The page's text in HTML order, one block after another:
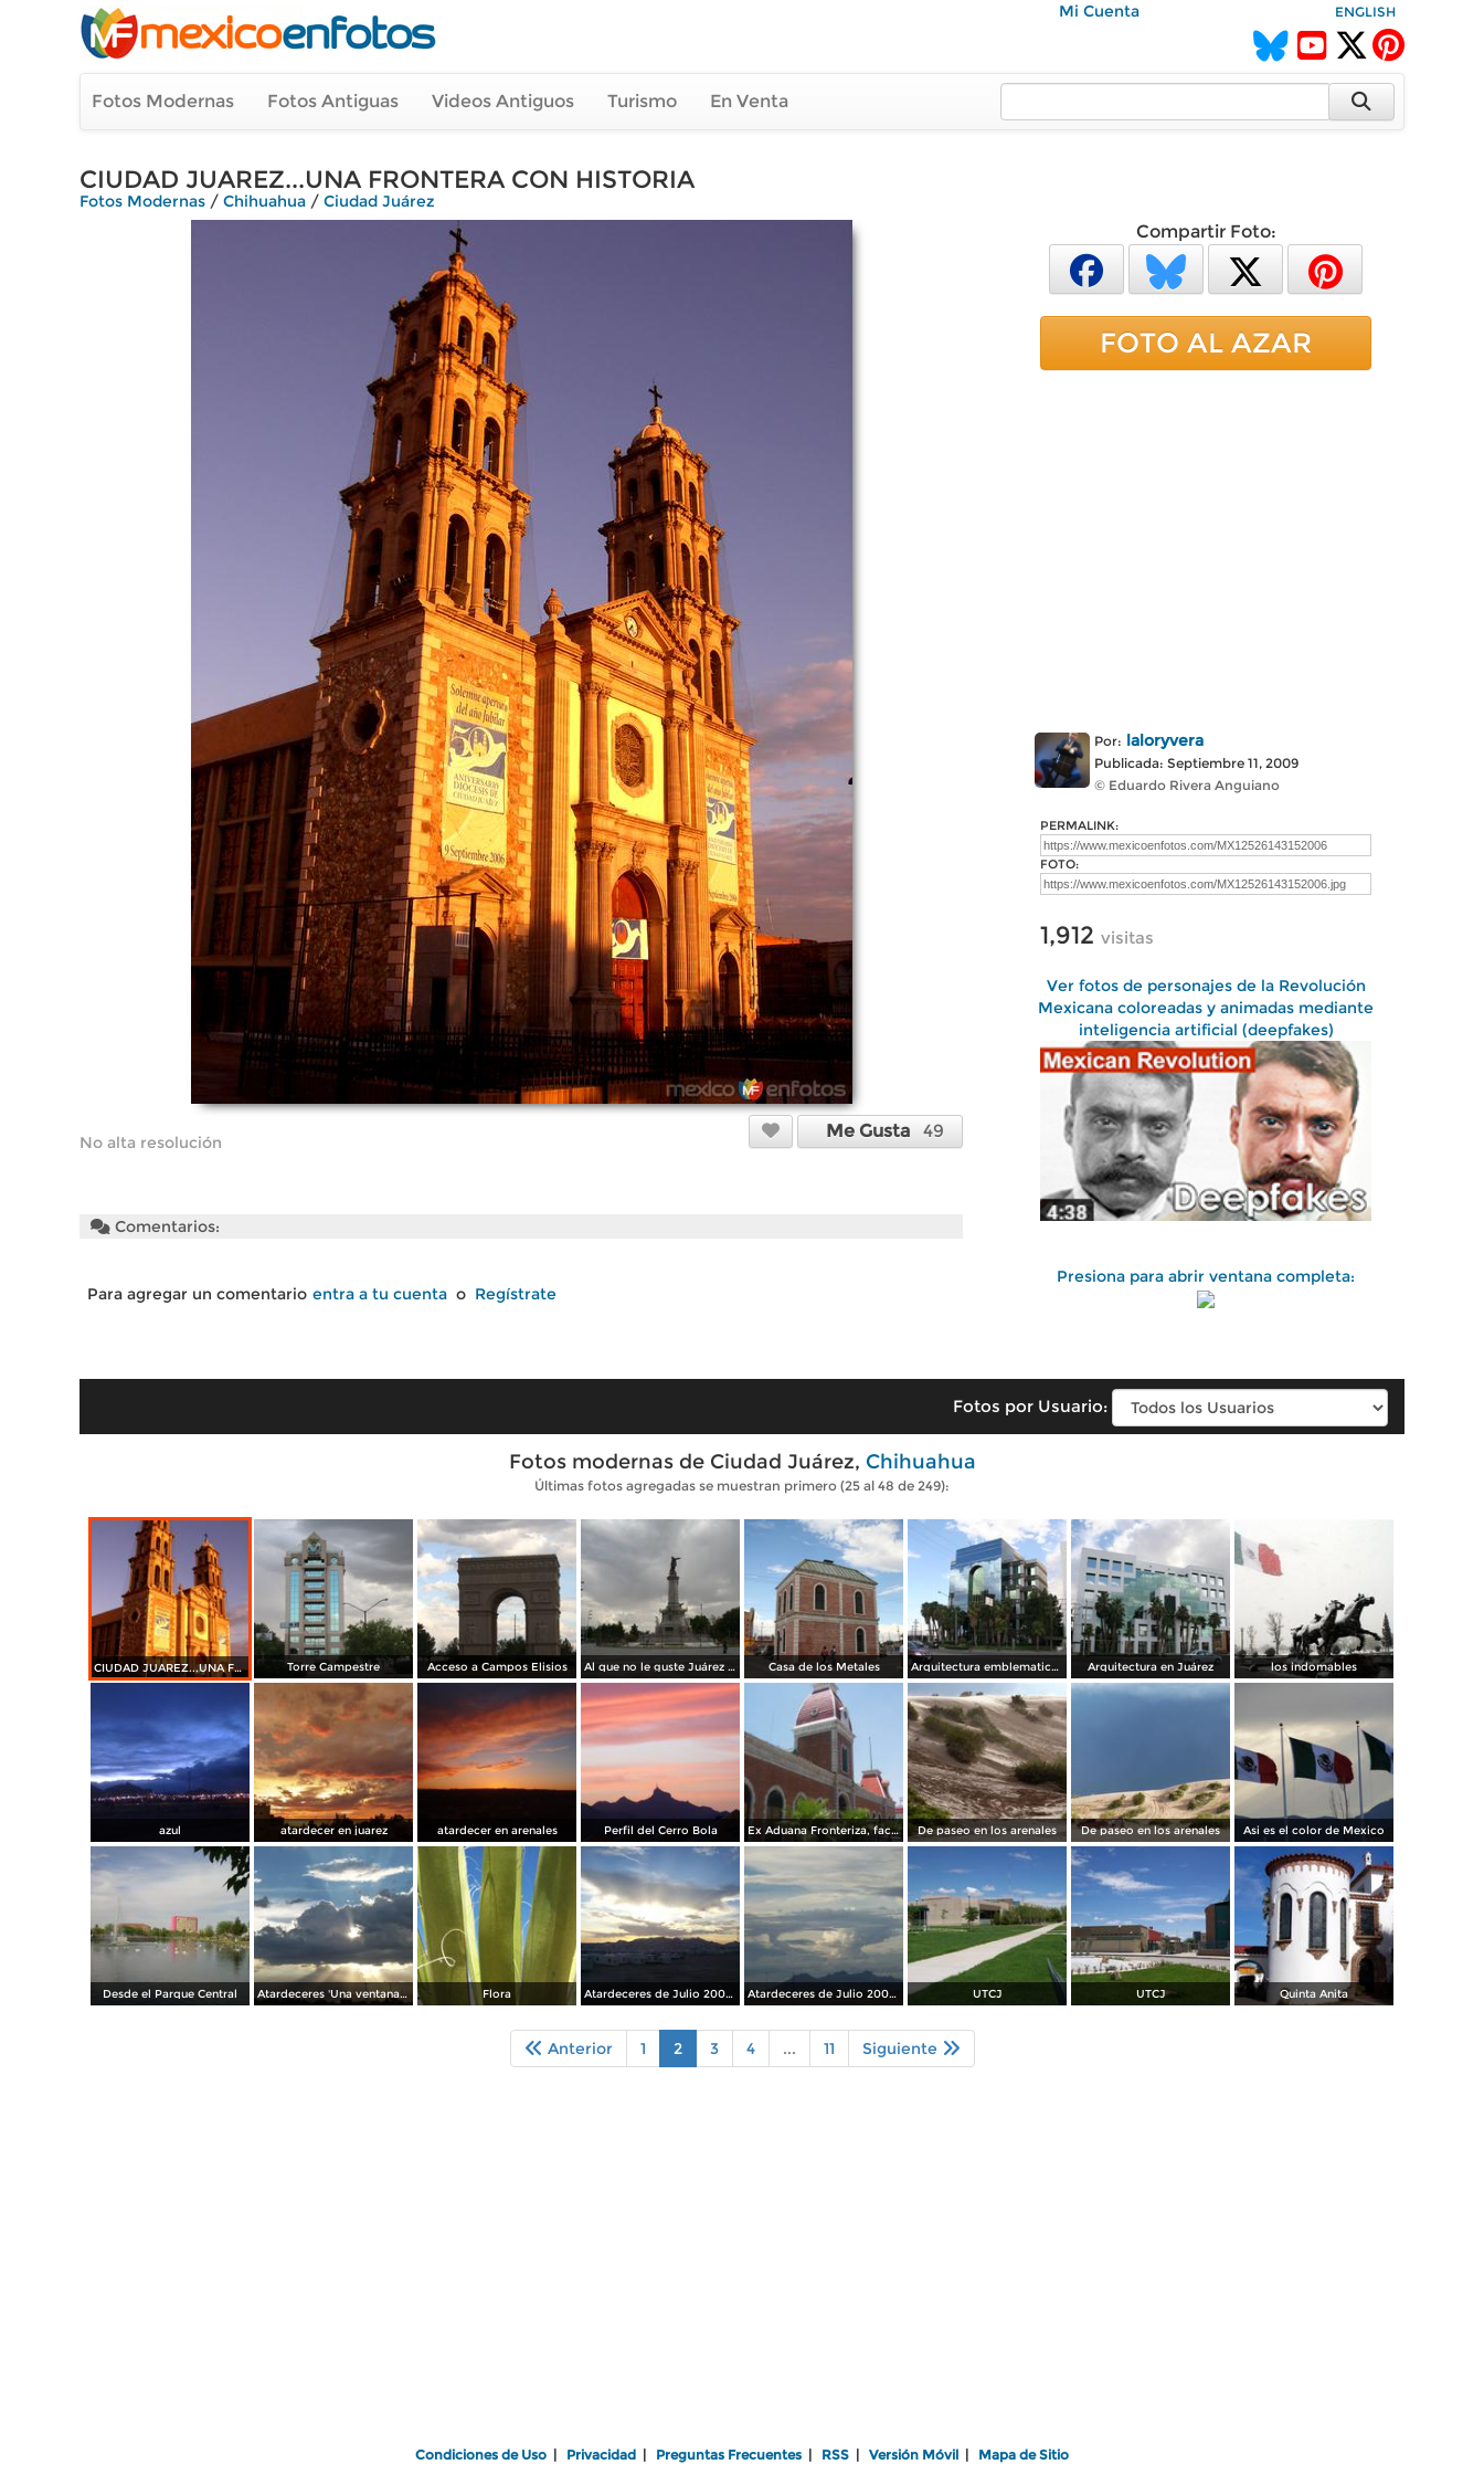
Mi Cuenta ENGLISH
Fotos Modernas Fotos Antiguas Videos Antiguos Turismo En Venta
CIUDAD JUAREZ...UNA FRONTERA CON HISTORIA
Fotos Modernas / Chihuahua / Ciudad Juárez
No alta resolución
Me Gusta 49
Comentarios:
Para agregar un comentario entra a tu cuenta o Regístrate
Compartir Foto:
FOTO AL AZAR
Por: laloryvera
Publicada: Septiembre 11, 2009
© Eduardo Rivera Anguiano
PERMALINK:
FOTO:
1,912 visitas
Ver fotos de personajes de la Revolución
Mexicana coloreadas y animadas mediante
inteligencia artificial (deepfakes)
Presiona para abrir ventana completa:
Fotos por Usuario:
Fotos modernas de Ciudad Juárez, Chihuahua
Últimas fotos agregadas se muestran primero (25 al 48 de 249):
CIUDAD JUAREZ...UNA FRONTERA CON HISTORIA Torre Campestre Acceso a Campos Elisios Al que no le guste Juárez Ahí esta la Estación del Tren Casa de los Metales Arquitectura emblematica en la ciudad Arquitectura en Juárez los indomables
azul atardecer en juarez atardecer en arenales Perfil del Cerro Bola Ex Aduana Fronteriza, fachada principal De paseo en los arenales De paseo en los arenales Asi es el color de Mexico
Desde el Parque Central Atardeceres 'Una ventana al cielo Flora Atardeceres de Julio 2008 Cd. Juarez, Chih. Atardeceres de Julio 2008 Cd. Juarez, Chih. UTCJ UTCJ Quinta Anita
Anterior 1 2 3 4 ... 11 Siguiente
Condiciones de Uso Privacidad Preguntas Frecuentes RSS Versión Móvil Mapa de Sitio